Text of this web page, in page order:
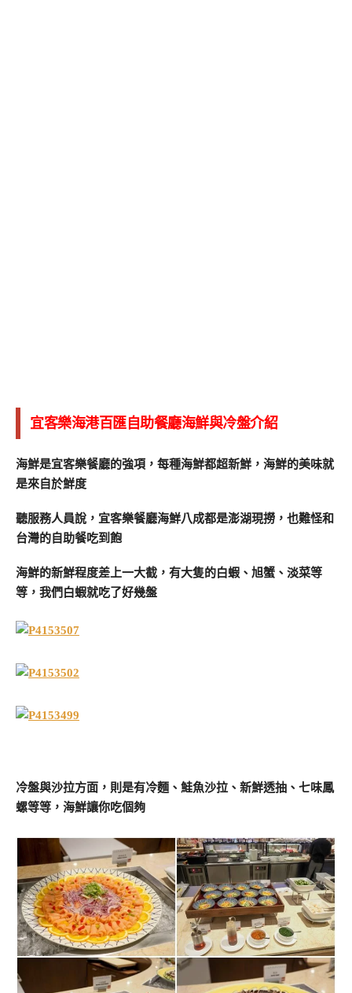
宜客樂海港百匯自助餐廳海鮮與冷盤介紹
海鮮是宜客樂餐廳的強項，每種海鮮都超新鮮，海鮮的美味就
是來自於鮮度
聽服務人員說，宜客樂餐廳海鮮八成都是澎湖現撈，也難怪和
台灣的自助餐吃到飽
海鮮的新鮮程度差上一大截，有大隻的白蝦、旭蟹、淡菜等
等，我們白蝦就吃了好幾盤
冷盤與沙拉方面，則是有冷麵、鮭魚沙拉、新鮮透抽、七味鳳
螺等等，海鮮讓你吃個夠